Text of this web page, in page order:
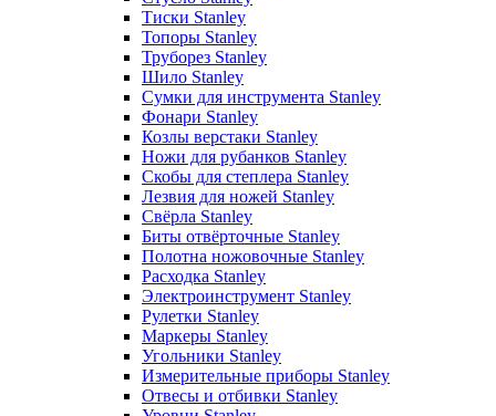
Тиски Stanley
Топоры Stanley
Труборез Stanley
Шило Stanley
Сумки для инструмента Stanley
Фонари Stanley
Козлы верстаки Stanley
Ножи для рубанков Stanley
Скобы для степлера Stanley
Лезвия для ножей Stanley
Свёрла Stanley
Биты отвёрточные Stanley
Полотна ножовочные Stanley
Расходка Stanley
Электроинструмент Stanley
Рулетки Stanley
Маркеры Stanley
Угольники Stanley
Измерительные приборы Stanley
Отвесы и отбивки Stanley